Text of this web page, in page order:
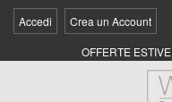
Accedi Crea un Account
OFFERTE